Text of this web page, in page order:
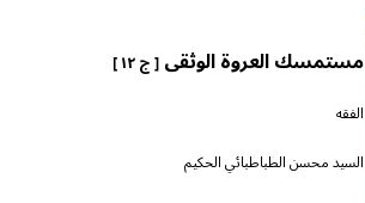
مستمسك العروة الوثقى[ ج ١٢ ]
الفقه
السيد محسن الطباطبائي الحكيم